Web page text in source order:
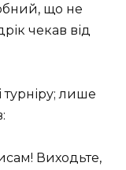
що не
чекав від
турніру; лише
Виходьте,